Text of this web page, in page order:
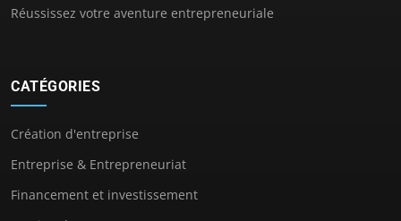
Réussissez votre aventure entrepreneuriale
CATÉGORIES
Création d'entreprise
Entreprise & Entrepreneuriat
Financement et investissement